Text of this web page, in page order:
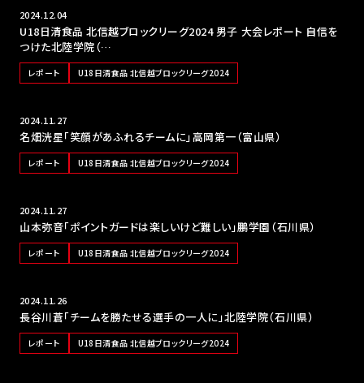
2024.12.04
U18日清食品 北信越ブロックリーグ2024 男子 大会レポート 自信を
つけた北陸学院（…
レポート U18日清食品 北信越ブロックリーグ2024
2024.11.27
名畑洸星「笑顔があふれるチームに」高岡第一（富山県）
レポート U18日清食品 北信越ブロックリーグ2024
2024.11.27
山本弥音「ポイントガードは楽しいけど難しい」鵬学園（石川県）
レポート U18日清食品 北信越ブロックリーグ2024
2024.11.26
長谷川蒼「チームを勝たせる選手の一人に」北陸学院（石川県）
レポート U18日清食品 北信越ブロックリーグ2024